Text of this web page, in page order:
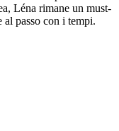
Léna rimane un must-
al passo con i tempi.